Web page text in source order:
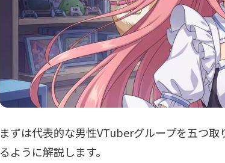
まずは代表的な男性VTuberグループを五つ
るように解説します。